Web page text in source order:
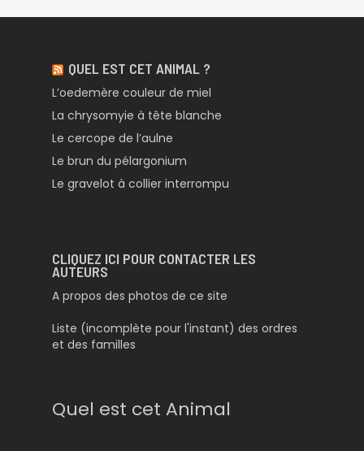
QUEL EST CET ANIMAL ?
L’oedemère couleur de miel
La chrysomyie à tête blanche
Le cercope de l’aulne
Le brun du pélargonium
Le gravelot à collier interrompu
CLIQUEZ ICI POUR CONTACTER LES
AUTEURS
A propos des photos de ce site
Liste (incomplète pour l'instant) des ordres
et des familles
Quel est cet Animal